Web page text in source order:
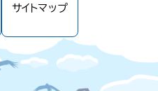
サイトマップ